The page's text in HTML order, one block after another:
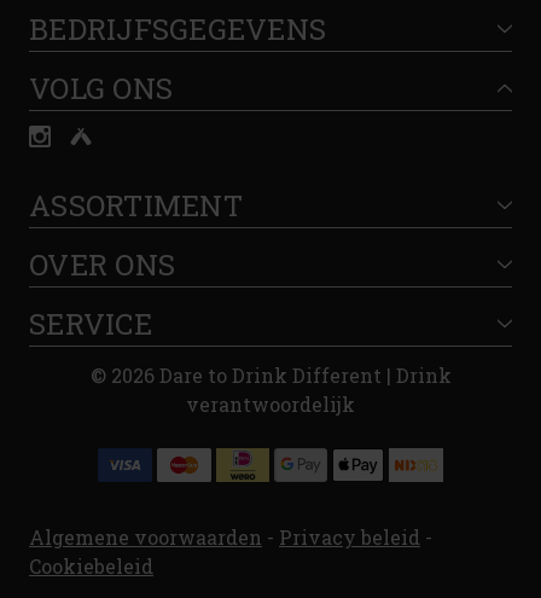
BEDRIJFSGEGEVENS
VOLG ONS
ASSORTIMENT
OVER ONS
SERVICE
© 2026 Dare to Drink Different | Drink
verantwoordelijk
Algemene voorwaarden - Privacy beleid -
Cookiebeleid